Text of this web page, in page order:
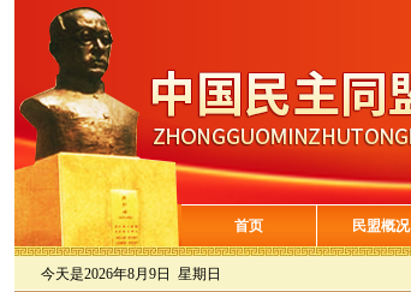
首页 民盟概况
今天是2026年8月9日 星期日